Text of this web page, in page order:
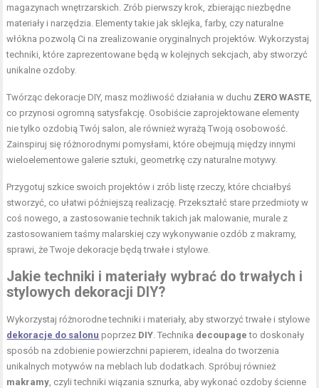
magazynach wnętrzarskich. Zrób pierwszy krok, zbierając niezbędne
materiały i narzędzia. Elementy takie jak sklejka, farby, czy naturalne
włókna pozwolą Ci na zrealizowanie oryginalnych projektów. Wykorzystaj
techniki, które zaprezentowane będą w kolejnych sekcjach, aby stworzyć
unikalne ozdoby.
Twórząc dekoracje DIY, masz możliwość działania w duchu ZERO WASTE
co przynosi ogromną satysfakcję. Osobiście zaprojektowane elementy
nie tylko ozdobią Twój salon, ale również wyrażą Twoją osobowość.
Zainspiruj się różnorodnymi pomysłami, które obejmują między innymi
wieloelementowe galerie sztuki, geometrkę czy naturalne motywy.
Przygotuj szkice swoich projektów i zrób listę rzeczy, które chciałbyś
stworzyć, co ułatwi późniejszą realizację. Przekształć stare przedmioty w
coś nowego, a zastosowanie technik takich jak malowanie, murale z
zastosowaniem taśmy malarskiej czy wykonywanie ozdób z makramy,
sprawi, że Twoje dekoracje będą trwałe i stylowe.
Jakie techniki i materiały wybrać do trwałych i
stylowych dekoracji DIY?
Wykorzystaj różnorodne techniki i materiały, aby stworzyć trwałe i stylowe
dekoracje do salonu poprzez DIY . Technika decoupage to doskonały
sposób na zdobienie powierzchni papierem, idealna do tworzenia
unikalnych motywów na meblach lub dodatkach. Spróbuj również
makramy , czyli techniki wiązania sznurka, aby wykonać ozdoby ścienne